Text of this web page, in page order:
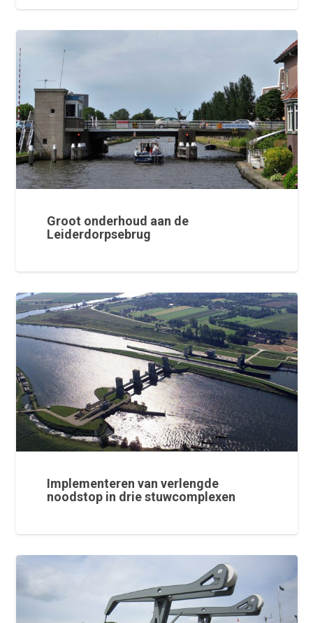
Groot onderhoud aan de
Leiderdorpsebrug
Implementeren van verlengde
noodstop in drie stuwcomplexen